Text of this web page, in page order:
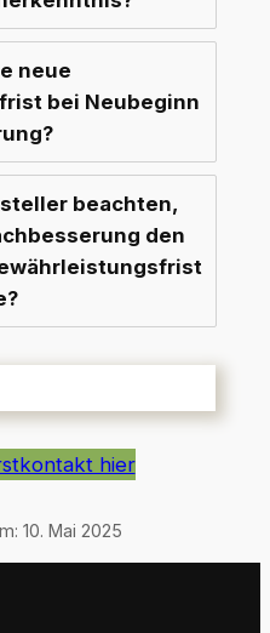
neue
bei Neubeginn
beachten,
den
hier
10. Mai 2025